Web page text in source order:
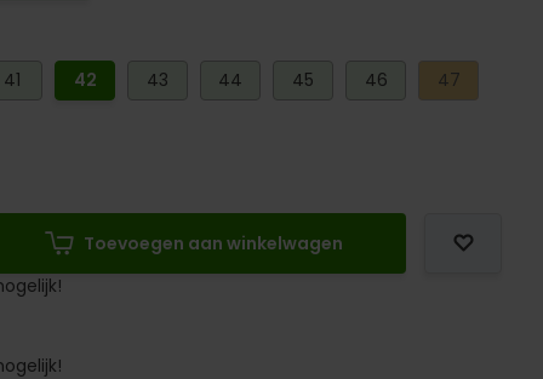
41 42 43 44 45 46 47
Toevoegen aan winkelwagen